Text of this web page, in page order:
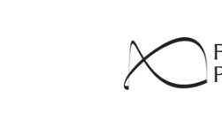
Przejdź
do
nawigacji
Przejdź
do
treści